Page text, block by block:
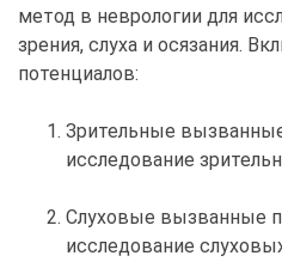
метод в неврологии для
зрения, слуха и осязания.
потенциалов:
Зрительные
исследование
Слуховые вызванные
исследование